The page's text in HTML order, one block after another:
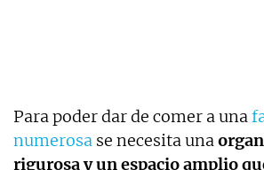
Para poder dar de comer a una
numerosa se necesita una
rigurosa y un espacio amplio